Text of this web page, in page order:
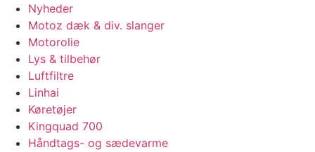
Nyheder
Motoz dæk & div. slanger
Motorolie
Lys & tilbehør
Luftfiltre
Linhai
Køretøjer
Kingquad 700
Håndtags- og sædevarme